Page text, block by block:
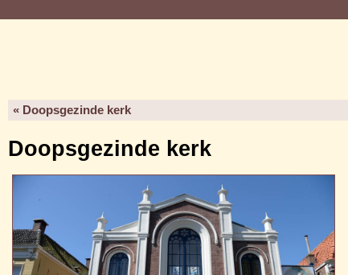
« Doopsgezinde kerk
Doopsgezinde kerk